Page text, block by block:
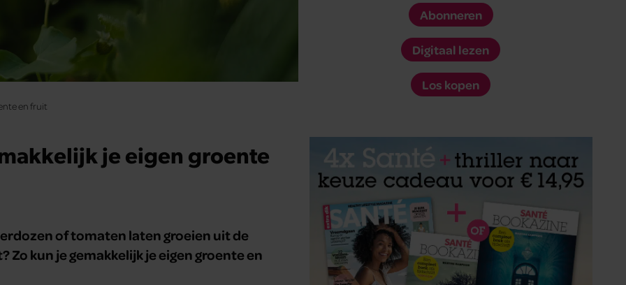
en fruit
je eigen groente
of tomaten laten groeien uit de
kun je gemakkelijk je eigen groente en
Abonneren
Digitaal lezen
Los kopen